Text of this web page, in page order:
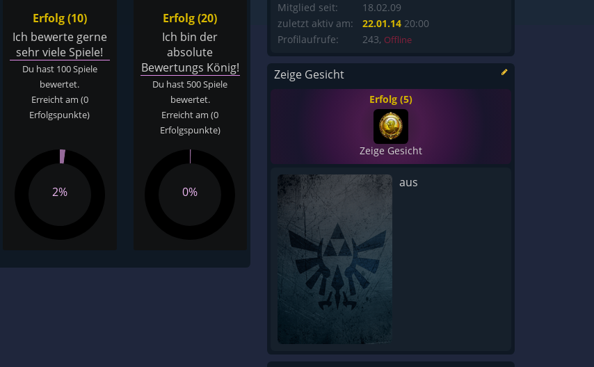
Erfolg (10)
Ich bewerte gerne
sehr viele Spiele!
Du hast 100 Spiele
bewertet.
Erreicht am (0
Erfolgspunkte)
2%
Erfolg (20)
Ich bin der
absolute
Bewertungs König!
Du hast 500 Spiele
bewertet.
Erreicht am(0
Erfolgspunkte)
0%
Mitglied seit:
zuletzt aktiv am:
Profilaufrufe:
18.02.09
22.01.14 20:00
243, Offline
Zeige Gesicht
Erfolg (5)
Zeige Gesicht
aus